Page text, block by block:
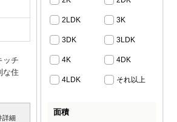
ッチ
な住
詳細
2LDK 3K
3DK 3LDK
4K 4DK
4LDK それ以上
面積